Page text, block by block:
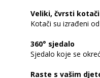
Veliki, čvrsti kotači
Kotači su izrađeni
360° sjedalo
Sjedalo koje se
Raste s vašim